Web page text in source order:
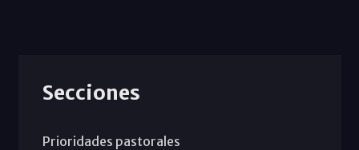
Secciones
Prioridades pastorales